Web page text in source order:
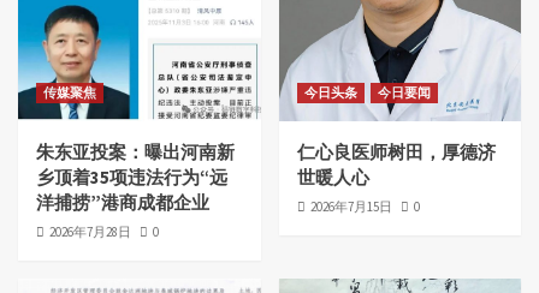
传媒聚焦
朱东亚投案：曝出河南新
乡顶着35项违法行为“远
洋捕捞”港商成都企业
2026年7月28日 0
今日头条 今日要闻
仁心良医师树田，厚德济
世暖人心
2026年7月15日 0